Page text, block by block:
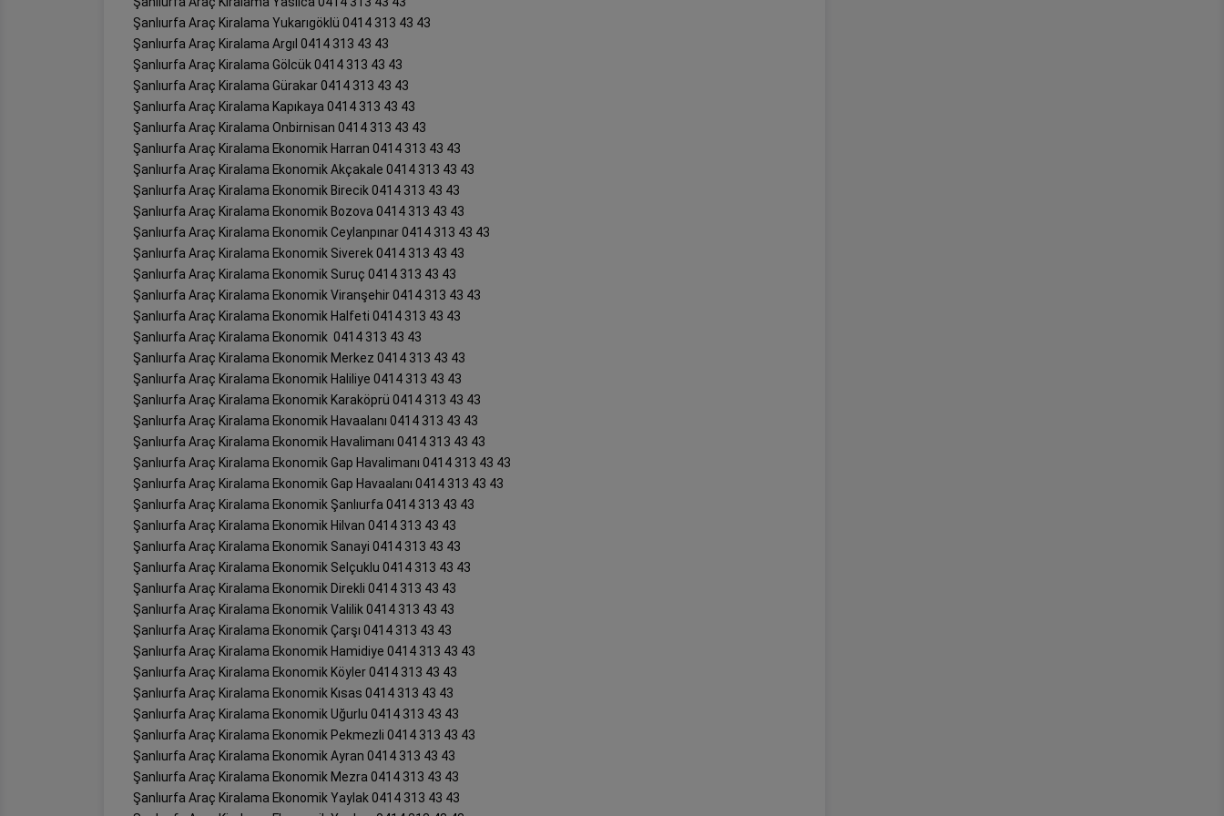
Şanlıurfa Araç Kiralama Yukarıgöklü 0414 313 43 43
Şanlıurfa Araç Kiralama Argıl 0414 313 43 43
Şanlıurfa Araç Kiralama Gölcük 0414 313 43 43
Şanlıurfa Araç Kiralama Gürakar 0414 313 43 43
Şanlıurfa Araç Kiralama Kapıkaya 0414 313 43 43
Şanlıurfa Araç Kiralama Onbirnisan 0414 313 43 43
Şanlıurfa Araç Kiralama Ekonomik Harran 0414 313 43 43
Şanlıurfa Araç Kiralama Ekonomik Akçakale 0414 313 43 43
Şanlıurfa Araç Kiralama Ekonomik Birecik 0414 313 43 43
Şanlıurfa Araç Kiralama Ekonomik Bozova 0414 313 43 43
Şanlıurfa Araç Kiralama Ekonomik Ceylanpınar 0414 313 43 43
Şanlıurfa Araç Kiralama Ekonomik Siverek 0414 313 43 43
Şanlıurfa Araç Kiralama Ekonomik Suruç 0414 313 43 43
Şanlıurfa Araç Kiralama Ekonomik Viranşehir 0414 313 43 43
Şanlıurfa Araç Kiralama Ekonomik Halfeti 0414 313 43 43
Şanlıurfa Araç Kiralama Ekonomik 0414 313 43 43
Şanlıurfa Araç Kiralama Ekonomik Merkez 0414 313 43 43
Şanlıurfa Araç Kiralama Ekonomik Haliliye 0414 313 43 43
Şanlıurfa Araç Kiralama Ekonomik Karaköprü 0414 313 43 43
Şanlıurfa Araç Kiralama Ekonomik Havaalanı 0414 313 43 43
Şanlıurfa Araç Kiralama Ekonomik Havalimanı 0414 313 43 43
Şanlıurfa Araç Kiralama Ekonomik Gap Havalimanı 0414 313 43 43
Şanlıurfa Araç Kiralama Ekonomik Gap Havaalanı 0414 313 43 43
Şanlıurfa Araç Kiralama Ekonomik Şanlıurfa 0414 313 43 43
Şanlıurfa Araç Kiralama Ekonomik Hilvan 0414 313 43 43
Şanlıurfa Araç Kiralama Ekonomik Sanayi 0414 313 43 43
Şanlıurfa Araç Kiralama Ekonomik Selçuklu 0414 313 43 43
Şanlıurfa Araç Kiralama Ekonomik Direkli 0414 313 43 43
Şanlıurfa Araç Kiralama Ekonomik Valilik 0414 313 43 43
Şanlıurfa Araç Kiralama Ekonomik Çarşı 0414 313 43 43
Şanlıurfa Araç Kiralama Ekonomik Hamidiye 0414 313 43 43
Şanlıurfa Araç Kiralama Ekonomik Köyler 0414 313 43 43
Şanlıurfa Araç Kiralama Ekonomik Kısas 0414 313 43 43
Şanlıurfa Araç Kiralama Ekonomik Uğurlu 0414 313 43 43
Şanlıurfa Araç Kiralama Ekonomik Pekmezli 0414 313 43 43
Şanlıurfa Araç Kiralama Ekonomik Ayran 0414 313 43 43
Şanlıurfa Araç Kiralama Ekonomik Mezra 0414 313 43 43
Şanlıurfa Araç Kiralama Ekonomik Yaylak 0414 313 43 43